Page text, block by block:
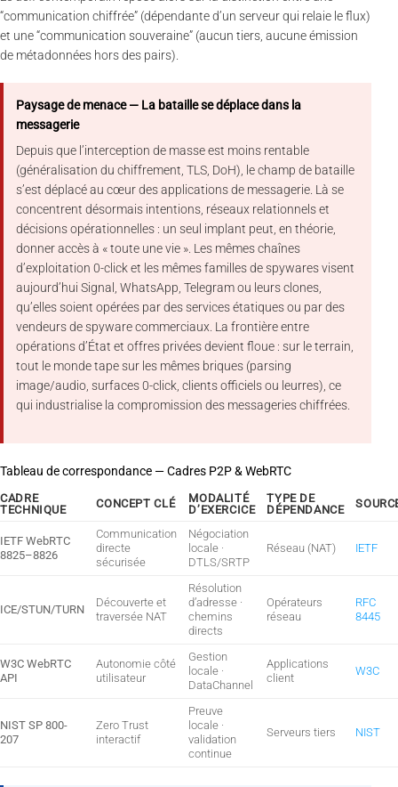
“communication chiffrée” (dépendante d’un serveur qui relaie le flux)
et une “communication souveraine” (aucun tiers, aucune émission
de métadonnées hors des pairs).
Paysage de menace — La bataille se déplace dans la
messagerie
Depuis que l’interception de masse est moins rentable
(généralisation du chiffrement, TLS, DoH), le champ de bataille
s’est déplacé au cœur des applications de messagerie. Là se
concentrent désormais intentions, réseaux relationnels et
décisions opérationnelles : un seul implant peut, en théorie,
donner accès à « toute une vie ». Les mêmes chaînes
d’exploitation 0-click et les mêmes familles de spywares visent
aujourd’hui Signal, WhatsApp, Telegram ou leurs clones,
qu’elles soient opérées par des services étatiques ou par des
vendeurs de spyware commerciaux. La frontière entre
opérations d’État et offres privées devient floue : sur le terrain,
tout le monde tape sur les mêmes briques (parsing
image/audio, surfaces 0-click, clients officiels ou leurres), ce
qui industrialise la compromission des messageries chiffrées.
Tableau de correspondance — Cadres P2P & WebRTC
CADRE
TECHNIQUE
CONCEPT CLÉ
MODALITÉ
D’EXERCICE
TYPE DE
DÉPENDANCE
IETF WebRTC
8825–8826
Communication
directe
sécurisée
Négociation
locale ·
DTLS/SRTP
Réseau (NAT) IETF
ICE/STUN/TURN
Découverte et
traversée NAT
Résolution
d’adresse ·
chemins
directs
Opérateurs
réseau
RFC
8445
W3C WebRTC
API
Autonomie côté
utilisateur
Gestion
locale ·
DataChannel
Applications
client
W3C
NIST SP 800-
207
Zero Trust
interactif
Preuve
locale ·
validation
continue
Serveurs tiers NIST